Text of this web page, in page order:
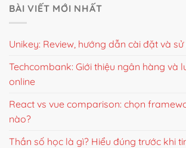
BÀI VIẾT MỚI NHẤT
Unikey: Review, hướng dẫn cài đặt và
Techcombank: Giới thiệu ngân hàng và
online
React vs vue comparison: chọn
nào?
Thần số học là gì? Hiểu đúng trước khi